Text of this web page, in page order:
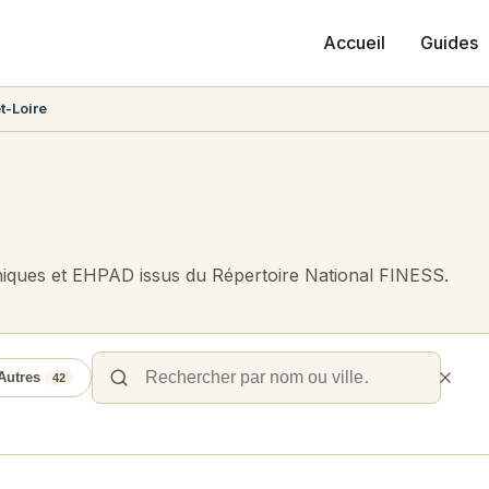
Accueil Guides
Loire
et EHPAD issus du Répertoire National FINESS.
42